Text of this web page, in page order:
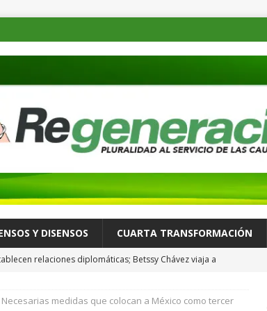
Y DISENSOS CUARTA TRANSFORMACIÓN
relaciones diplomáticas; Betssy Chávez viaja a
se desacelera en julio y se ubica en su nivel más bajo en
Necesarias medidas que colocan a México como tercer